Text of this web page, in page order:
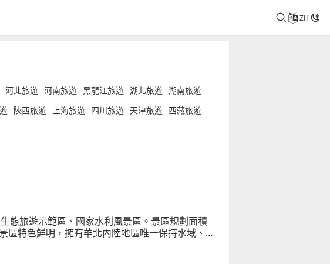
ZH
河北旅遊 河南旅遊 黑龍江旅遊 湖北旅遊 湖南旅遊
陝西旅遊 上海旅遊 四川旅遊 天津旅遊 西藏旅遊
態旅遊示範區、國家水利風景區。景區規劃面積
特色鮮明，擁有華北內陸地區唯一保持水域、沼